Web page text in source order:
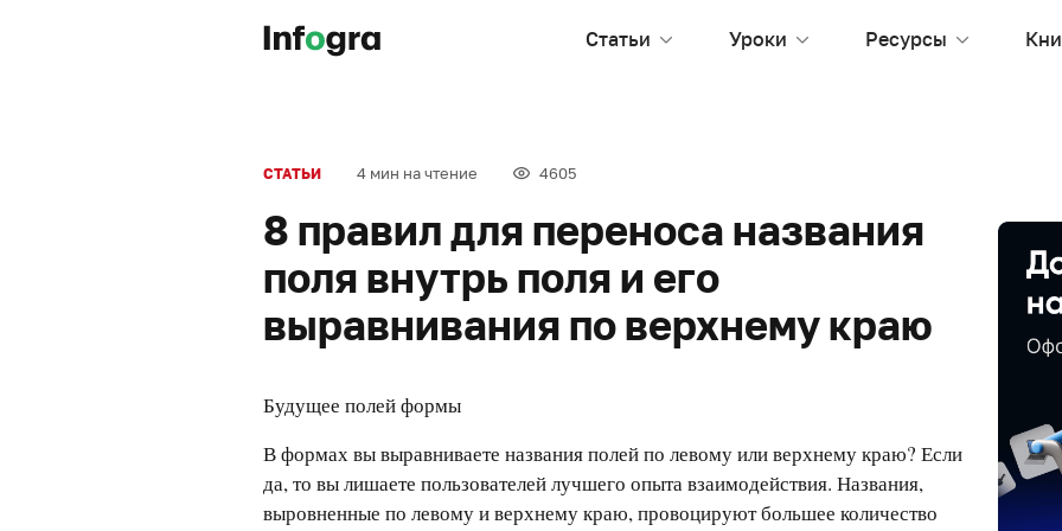
Статьи Уроки Ресурсы
СТАТЬИ 4 мин на чтение 4605
8 правил для переноса названия
поля внутрь поля и его
выравнивания по верхнему краю
Будущее полей формы
В формах вы выравниваете названия полей по левому или верхнему краю? Если
да, то вы лишаете пользователей лучшего опыта взаимодействия. Названия,
выровненные по левому и верхнему краю, провоцируют большее количество